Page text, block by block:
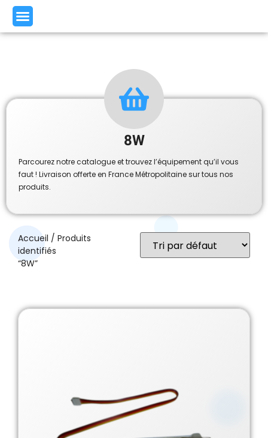
8W
Parcourez notre catalogue et trouvez l’équipement qu’il vous
faut ! Livraison offerte en France Métropolitaine sur tous nos
produits.
Accueil / Produits
identifiés
“8W”